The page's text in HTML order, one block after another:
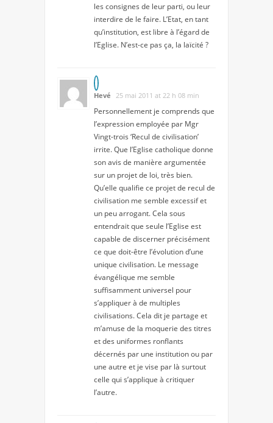
les consignes de leur parti, ou leur
interdire de le faire. L’Etat, en tant
qu’institution, est libre à l’égard de
l’Eglise. N’est-ce pas ça, la laïcité ?
Hevé 25 mai 2011 at 22 h 08 min
Personnellement je comprends que
l’expression employée par Mgr
Vingt-trois ‘Recul de civilisation’
irrite. Que l’Eglise catholique donne
son avis de manière argumentée
sur un projet de loi, très bien.
Qu’elle qualifie ce projet de recul de
civilisation me semble excessif et
un peu arrogant. Cela sous
entendrait que seule l’Eglise est
capable de discerner précisément
ce que doit-être l’évolution d’une
unique civilisation. Le message
évangélique me semble
suffisamment universel pour
s’appliquer à de multiples
civilisations. Cela dit je partage et
m’amuse de la moquerie des titres
et des uniformes ronflants
décernés par une institution ou par
une autre et je vise par là surtout
celle qui s’applique à critiquer
l’autre.